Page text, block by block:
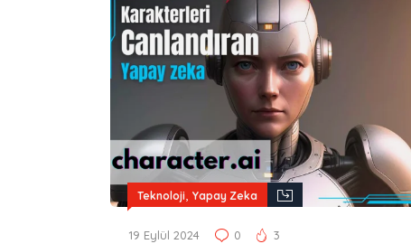
Teknoloji Yapay Zeka
19 Eylül 2024 0 3